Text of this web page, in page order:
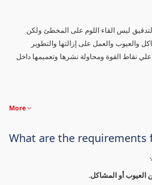
ليس القاء اللوم على المخطئ ولكن
والعمل على إزالتها والتطوير
نقاط القوة ومحاولة نشرها وتعميمها داخل
More
What are the requirements
العيوب أو المشاكل.